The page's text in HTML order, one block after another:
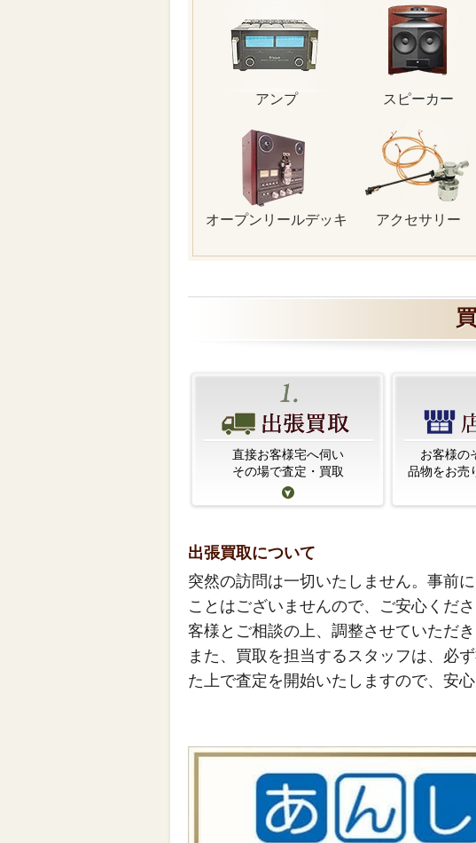
アンプ スピーカー
オープンリールデッキ アクセサリー
直接お客様宅へ伺い
その場で査定・買取
お客様の
品物をお売
出張買取について
突然の訪問は一切いたしません。事前
ことはございませんので、ご安心くだ
客様とご相談の上、調整させていただき
また、買取を担当するスタッフは、必
た上で査定を開始いたしますので、安